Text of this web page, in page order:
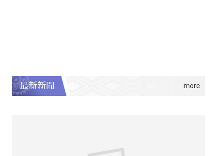
最新新聞